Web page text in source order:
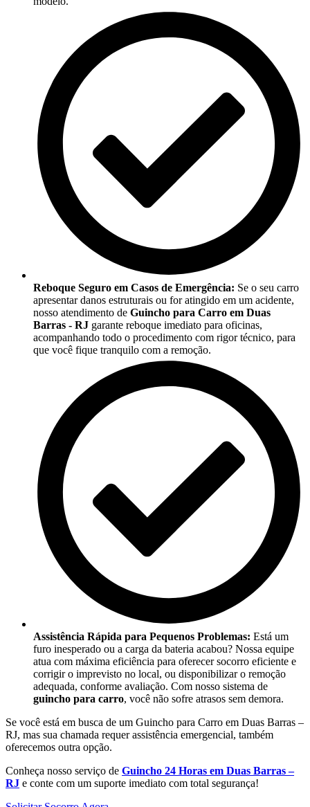
Reboque Seguro em Casos de Emergência: Se o seu carro
apresentar danos estruturais ou for atingido em um acidente,
nosso atendimento de Guincho para Carro em Duas
Barras - RJ garante reboque imediato para oficinas,
acompanhando todo o procedimento com rigor técnico, para
que você fique tranquilo com a remoção.
Assistência Rápida para Pequenos Problemas: Está um
furo inesperado ou a carga da bateria acabou? Nossa equipe
atua com máxima eficiência para oferecer socorro eficiente e
corrigir o imprevisto no local, ou disponibilizar o remoção
adequada, conforme avaliação. Com nosso sistema de
guincho para carro, você não sofre atrasos sem demora.
Se você está em busca de um Guincho para Carro em Duas Barras –
RJ, mas sua chamada requer assistência emergencial, também
oferecemos outra opção.
Conheça nosso serviço de Guincho 24 Horas em Duas Barras –
RJ e conte com um suporte imediato com total segurança!